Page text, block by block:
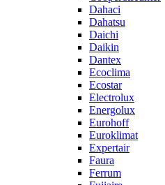
Dahaci
Dahatsu
Daichi
Daikin
Dantex
Ecoclima
Ecostar
Electrolux
Energolux
Eurohoff
Euroklimat
Expertair
Faura
Ferrum